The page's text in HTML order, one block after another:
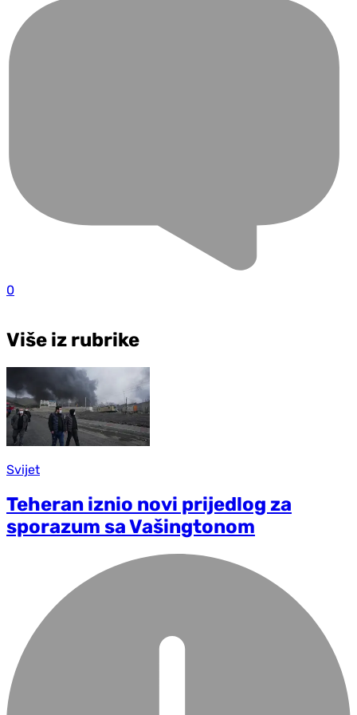
0
Više iz rubrike
Svijet
Teheran iznio novi prijedlog za
sporazum sa Vašingtonom